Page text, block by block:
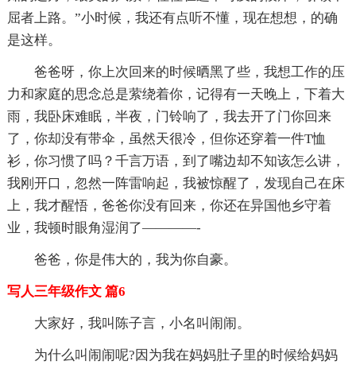
屈者上路。”小时候，我还有点听不懂，现在想想，的确
是这样。
爸爸呀，你上次回来的时候晒黑了些，我想工作的压
力和家庭的思念总是萦绕着你，记得有一天晚上，下着大
雨，我卧床难眠，半夜，门铃响了，我去开了门你回来
了，你却没有带伞，虽然天很冷，但你还穿着一件T恤
衫，你习惯了吗？千言万语，到了嘴边却不知该怎么讲，
我刚开口，忽然一阵雷响起，我被惊醒了，发现自己在床
上，我才醒悟，爸爸你没有回来，你还在异国他乡守着
业，我顿时眼角湿润了————-
爸爸，你是伟大的，我为你自豪。
写人三年级作文 篇6
大家好，我叫陈子言，小名叫闹闹。
为什么叫闹闹呢?因为我在妈妈肚子里的时候给妈妈